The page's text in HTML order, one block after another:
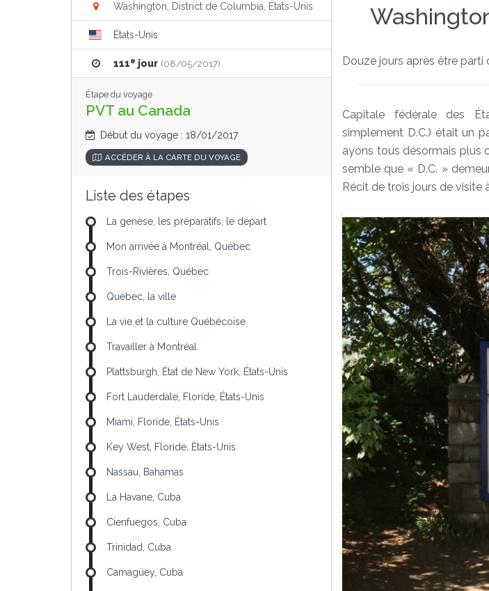
Douze jours après être parti
Capitale fédérale des
simplement D.C.) était un
ayons tous désormais plus
semble que « D.C. »
Récit de trois jours de visite
Washington, District de Columbia, États-Unis
États-Unis
111e jour (08/05/2017)
Étape du voyage
PVT au Canada
Début du voyage : 18/01/2017
ACCÉDER À LA CARTE DU VOYAGE
Liste des étapes
La genèse, les préparatifs, le départ
Mon arrivée à Montréal, Québec
Trois-Rivières, Québec
Québec, la ville
La vie et la culture Québécoise
Travailler à Montréal
Plattsburgh, État de New York, États-Unis
Fort Lauderdale, Floride, États-Unis
Miami, Floride, États-Unis
Key West, Floride, États-Unis
Nassau, Bahamas
La Havane, Cuba
Cienfuegos, Cuba
Trinidad, Cuba
Camagüey, Cuba